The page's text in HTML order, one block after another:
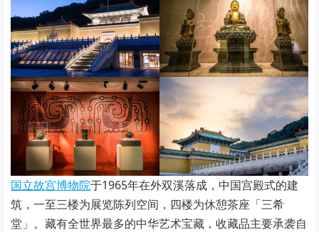
国立故宫博物院于1965年在外双溪落成，中国宫殿式的建
筑，一至三楼为展览陈列空间，四楼为休憩茶座「三希
堂」。藏有全世界最多的中华艺术宝藏，收藏品主要承袭自